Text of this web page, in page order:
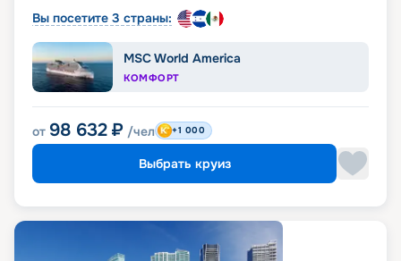
Вы посетите 3 страны:
MSC World America
КОМФОРТ
от 98 632 ₽ /чел +1 000
Выбрать круиз